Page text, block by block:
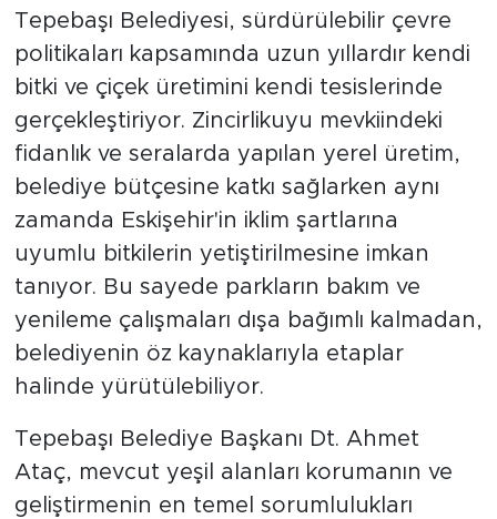
Tepebaşı Belediyesi, sürdürülebilir çevre
politikaları kapsamında uzun yıllardır kendi
bitki ve çiçek üretimini kendi tesislerinde
gerçekleştiriyor. Zincirlikuyu mevkiindeki
fidanlık ve seralarda yapılan yerel üretim,
belediye bütçesine katkı sağlarken aynı
zamanda Eskişehir'in iklim şartlarına
uyumlu bitkilerin yetiştirilmesine imkan
tanıyor. Bu sayede parkların bakım ve
yenileme çalışmaları dışa bağımlı kalmadan,
belediyenin öz kaynaklarıyla etaplar
halinde yürütülebiliyor.
Tepebaşı Belediye Başkanı Dt. Ahmet
Ataç, mevcut yeşil alanları korumanın ve
geliştirmenin en temel sorumlulukları